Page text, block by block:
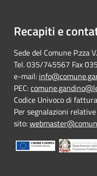
Recapiti e
Sede del Comune P.zza
Tel. 035/745567 Fax
e-mail:
PEC:
Codice Univoco di
Per segnalazioni
sito: